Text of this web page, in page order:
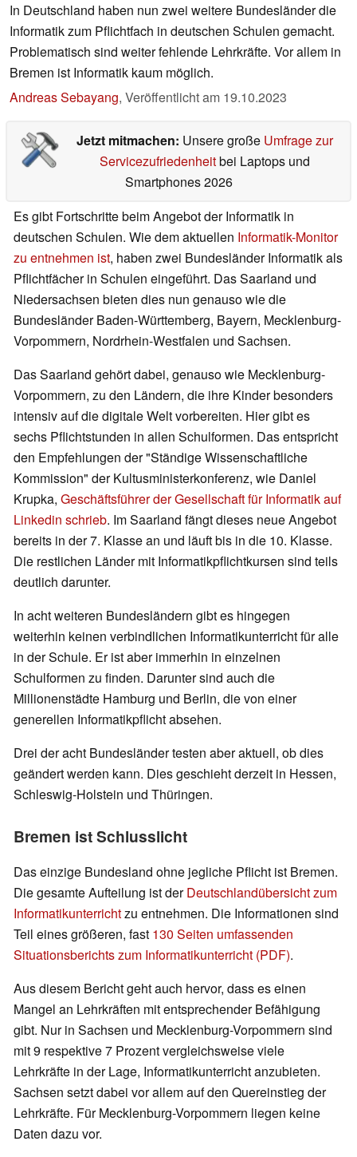
In Deutschland haben nun zwei weitere Bundesländer die
Informatik zum Pflichtfach in deutschen Schulen gemacht.
Problematisch sind weiter fehlende Lehrkräfte. Vor allem in
Bremen ist Informatik kaum möglich.
Andreas Sebayang, Veröffentlicht am 19.10.2023
Jetzt mitmachen: Unsere große Umfrage zur
Servicezufriedenheitbei Laptops und
Smartphones 2026
Es gibt Fortschritte beim Angebot der Informatik in
deutschen Schulen. Wie dem aktuellen Informatik-Monitor
zu entnehmen ist, haben zwei Bundesländer Informatik als
Pflichtfächer in Schulen eingeführt. Das Saarland und
Niedersachsen bieten dies nun genauso wie die
Bundesländer Baden-Württemberg, Bayern, Mecklenburg-
Vorpommern, Nordrhein-Westfalen und Sachsen.
Das Saarland gehört dabei, genauso wie Mecklenburg-
Vorpommern, zu den Ländern, die ihre Kinder besonders
intensiv auf die digitale Welt vorbereiten. Hier gibt es
sechs Pflichtstunden in allen Schulformen. Das entspricht
den Empfehlungen der "Ständige Wissenschaftliche
Kommission" der Kultusministerkonferenz, wie Daniel
Krupka, Geschäftsführer der Gesellschaft für Informatik auf
Linkedin schrieb. Im Saarland fängt dieses neue Angebot
bereits in der 7. Klasse an und läuft bis in die 10. Klasse.
Die restlichen Länder mit Informatikpflichtkursen sind teils
deutlich darunter.
In acht weiteren Bundesländern gibt es hingegen
weiterhin keinen verbindlichen Informatikunterricht für alle
in der Schule. Er ist aber immerhin in einzelnen
Schulformen zu finden. Darunter sind auch die
Millionenstädte Hamburg und Berlin, die von einer
generellen Informatikpflicht absehen.
Drei der acht Bundesländer testen aber aktuell, ob dies
geändert werden kann. Dies geschieht derzeit in Hessen,
Schleswig-Holstein und Thüringen.
Bremen ist Schlusslicht
Das einzige Bundesland ohne jegliche Pflicht ist Bremen.
Die gesamte Aufteilung ist derDeutschlandübersicht zum
Informatikunterrichtzu entnehmen. Die Informationen sind
Teil eines größeren, fast 130 Seiten umfassenden
Situationsberichts zum Informatikunterricht (PDF).
Aus diesem Bericht geht auch hervor, dass es einen
Mangel an Lehrkräften mit entsprechender Befähigung
gibt. Nur in Sachsen und Mecklenburg-Vorpommern sind
mit 9 respektive 7 Prozent vergleichsweise viele
Lehrkräfte in der Lage, Informatikunterricht anzubieten.
Sachsen setzt dabei vor allem auf den Quereinstieg der
Lehrkräfte. Für Mecklenburg-Vorpommern liegen keine
Daten dazu vor.